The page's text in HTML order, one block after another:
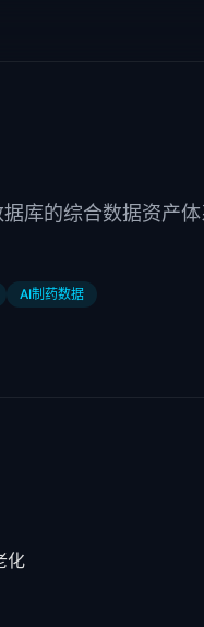
库的综合数据资产体
AI制药数据
化